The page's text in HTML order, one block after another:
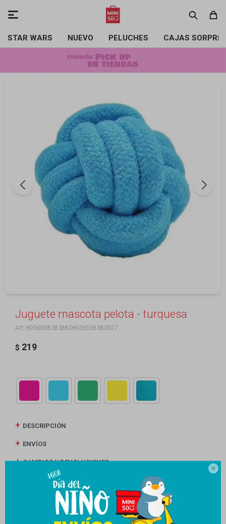

STAR WARS NUEVO PELUCHES CAJAS

Juguete mascota pelota - turquesa
69365583838806936558383927
$ 219
DESCRIPCIÓN
ENVÍOS
CAMBIOS Y DEVOLUCIONES
MEDIOS DE PAGO